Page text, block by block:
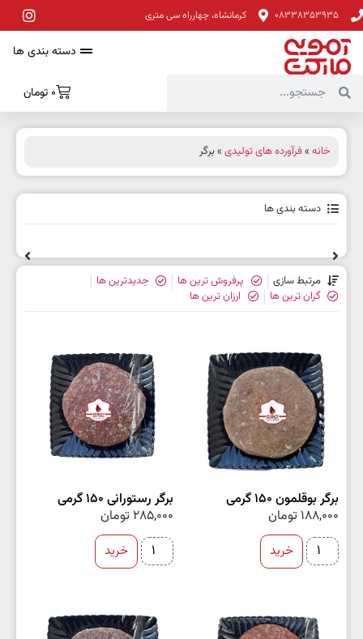
08338353935 کرمانشاه، چهارراه سی متری
دسته بندی ها
0 تومان
خانه »فرآورده های تولیدی » برگر
دسته بندی ها
مرتبط سازی پرفروش ترین ها
جدیدترین ها
گران ترین ها
ارزان ترین ها
برگر بوقلمون 150 گرمی
188,000 تومان
خرید
برگر رستورانی 150 گرمی
285,000 تومان
خرید